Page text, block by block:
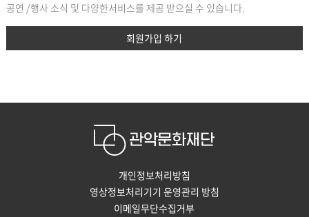
공연 /행사 소식 및 다양한서비스를 제공 받으실 수 있습니다.
회원가입 하기
개인정보처리방침
영상정보처리기기 운영관리 방침
이메일무단수집거부